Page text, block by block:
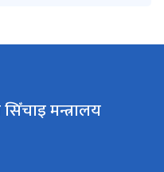
मन्त्रालय